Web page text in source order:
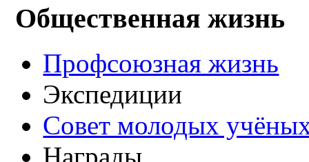
Общественная жизнь
Профсоюзная жизнь
Экспедиции
Совет молодых